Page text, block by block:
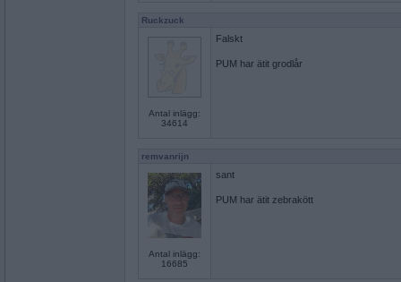
Ruckzuck
Antal inlägg:
34614
Falskt
PUM har ätit grodlår
remvanrijn
Antal inlägg:
16685
sant
PUM har ätit zebrakött